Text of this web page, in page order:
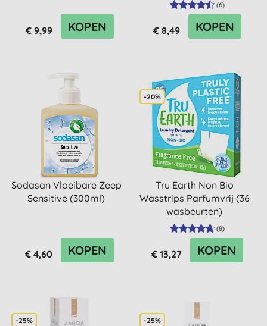
€ 9,99 KOPEN
(6)
€ 8,49 KOPEN
Sodasan Vloeibare Zeep
Sensitive (300ml)
€ 4,60 KOPEN
-20%
Tru Earth Non Bio
Wasstrips Parfumvrij (36
wasbeurten)
(8)
€ 13,27 KOPEN
-25% -25%